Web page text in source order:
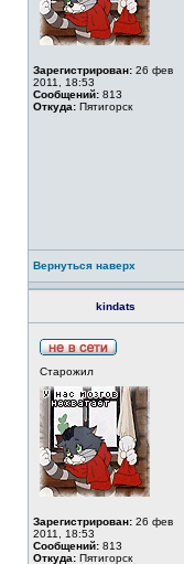
Зарегистрирован: 26 фев
2011, 18:53
Сообщений: 813
Откуда: Пятигорск
Вернуться наверх
kindats
Старожил
Зарегистрирован: 26 фев
2011, 18:53
Сообщений: 813
Откуда: Пятигорск